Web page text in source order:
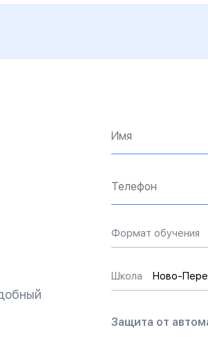
Формат
Формат обучения
Школа
Школа Ново-
Защита от